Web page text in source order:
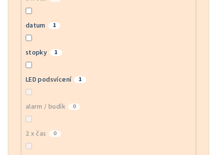
datum 1
stopky 1
LED podsvícení 1
alarm / budík 0
2 x čas 0